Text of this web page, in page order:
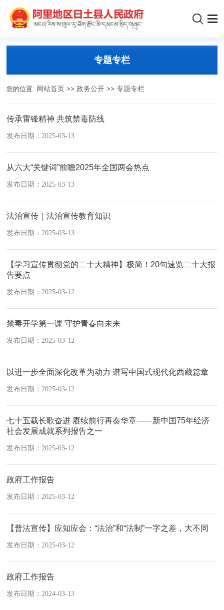
专题专栏
您的位置: 网站首页 >>政务公开 >>专题专栏
传承雷锋精神 共筑禁毒防线
发布日期：2025-03-13
从六大“关键词”前瞻2025年全国两会热点
发布日期：2025-03-13
法治宣传｜法治宣传教育知识
发布日期：2025-03-13
【学习宣传贯彻党的二十大精神】极简！20句速览二十大报
告要点​
发布日期：2025-03-12
禁毒开学第一课 守护青春向未来
发布日期：2025-03-12
以进一步全面深化改革为动力 谱写中国式现代化西藏篇章
发布日期：2025-03-12
七十五载长歌奋进 赓续前行再奏华章——新中国75年经济
社会发展成就系列报告之一
发布日期：2025-03-12
政府工作报告
发布日期：2025-03-12
【普法宣传】应知应会：“法治”和“法制”一字之差，大不同
发布日期：2025-03-12
政府工作报告
发布日期：2024-03-13